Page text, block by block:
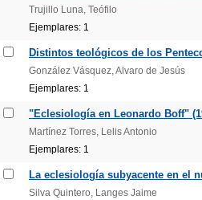
Trujillo Luna, Teófilo
Ejemplares: 1
Distintos teológicos de los
González Vásquez, Alvaro de Jesús
Ejemplares: 1
"Eclesiología en Leonardo Boff"
Martínez Torres, Lelis Antonio
Ejemplares: 1
La eclesiología subyacente en el
Silva Quintero, Langes Jaime